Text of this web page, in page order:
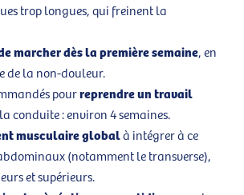
trop longues, qui freinent la
marcher dès la première semaine, en
de la non-douleur.
pourreprendre un travail
conduite : environ 4 semaines.
musculaire globalà intégrer à ce
(notamment le transverse),
et supérieurs.